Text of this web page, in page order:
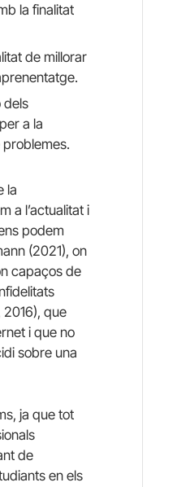
la finalitat
de millorar
dels
a la
la
a l’actualitat i
podem
(2021), on
capaços de
2016), que
i que no
sobre una
ja que tot
de
en els